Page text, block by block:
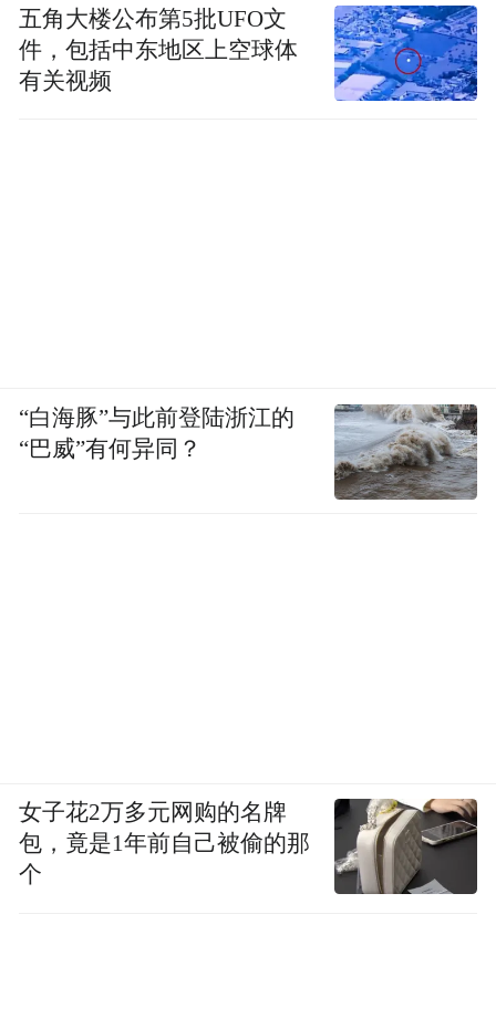
五角大楼公布第5批UFO文
件，包括中东地区上空球体
有关视频
“白海豚”与此前登陆浙江的
“巴威”有何异同？
女子花2万多元网购的名牌
包，竟是1年前自己被偷的那
个